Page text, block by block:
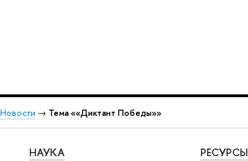
Новости → Тема ««Диктант Победы»»
НАУКА РЕСУРСЫ